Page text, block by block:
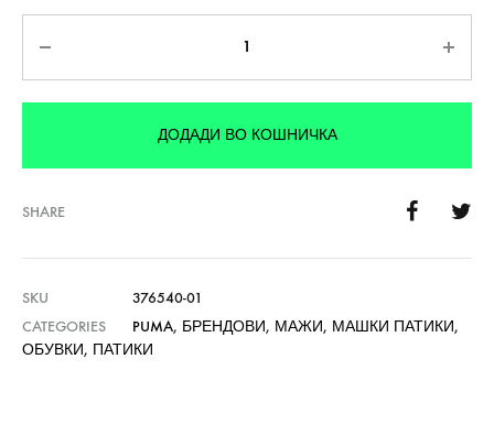
ДОДАДИ ВО КОШНИЧКА
SHARE
SKU
376540-01
CATEGORIES
PUMA, БРЕНДОВИ, МАЖИ, МАШКИ ПАТИКИ,
ОБУВКИ, ПАТИКИ